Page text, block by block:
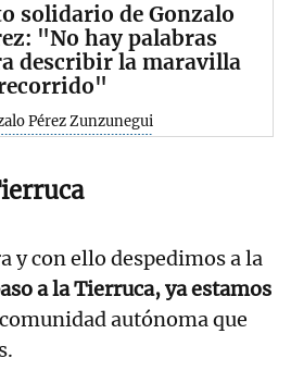
solidario de Gonzalo
"No hay palabras
describir la maravilla
Pérez Zunzunegui
y con ello despedimos a la
a la Tierruca, ya estamos
autónoma que